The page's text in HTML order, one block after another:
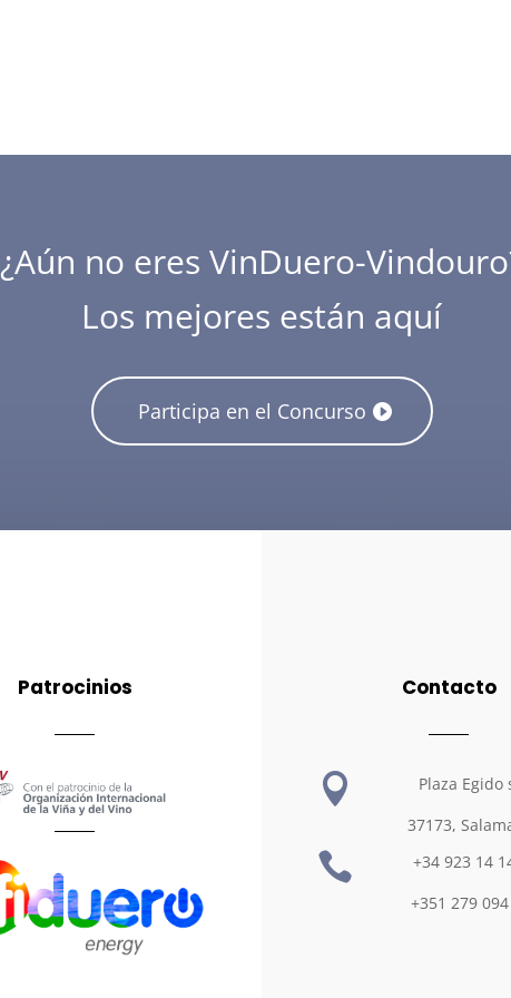
¿Aún no eres VinDuero-
Los mejores están aquí
Participa en el Concurso
Patrocinios Contacto

Plaza Egido
37173,

+34 923 14
+351 279